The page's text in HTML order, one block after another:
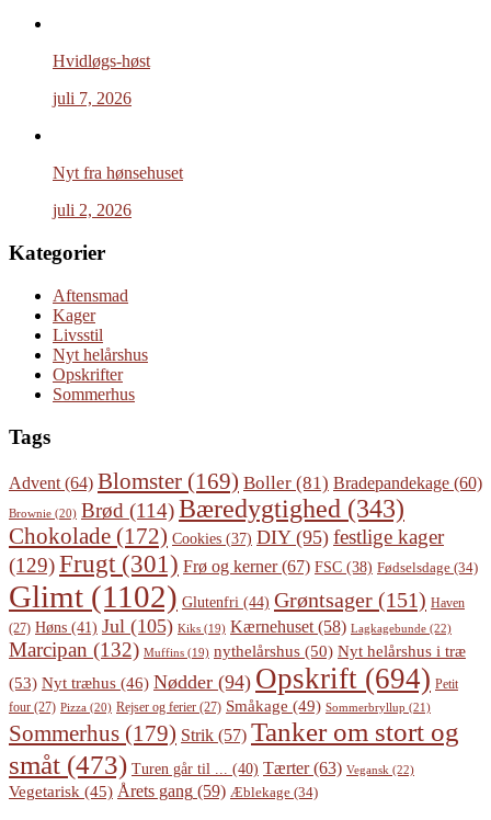
Hvidløgs-høst
juli 7, 2026
Nyt fra hønsehuset
juli 2, 2026
Kategorier
Aftensmad
Kager
Livsstil
Nyt helårshus
Opskrifter
Sommerhus
Tags
Advent (64) Blomster (169) Boller (81) Bradepandekage (60)
Brownie (20) Brød (114)Bæredygtighed (343)
Chokolade (172) Cookies (37) DIY(95) festlige kager
(129)Frugt(301) Frø og kerner(67) FSC (38) Fødselsdage (34)
Glimt (1102) Glutenfri (44) Grøntsager (151) Haven
(27) Høns (41) Jul (105) Kiks (19) Kærnehuset (58) Lagkagebunde (22)
Marcipan (132) Muffins (19) nythelårshus (50) Nyt helårshus i træ
(53) Nyt træhus (46) Nødder (94) Opskrift (694) Petit
four (27) Pizza (20) Rejser og ferier (27) Småkage (49) Sommerbryllup (21)
Sommerhus (179) Strik (57) Tanker om stort og
småt (473) Turen går til ... (40) Tærter(63) Vegansk (22)
Vegetarisk (45) Årets gang (59) Æblekage (34)